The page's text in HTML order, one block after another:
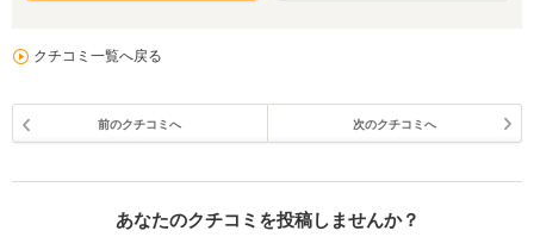
クチコミ一覧へ戻る
前のクチコミへ 次のクチコミへ
あなたのクチコミを投稿しませんか？